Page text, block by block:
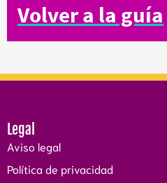
Volver a la guía
Legal
Aviso legal
Política de privacidad